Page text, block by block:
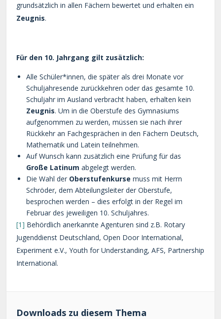
grundsätzlich in allen Fächern bewertet und erhalten ein
Zeugnis.
Für den 10. Jahrgang gilt zusätzlich:
Alle Schüler*innen, die später als drei Monate vor
Schuljahresende zurückkehren oder das gesamte 10.
Schuljahr im Ausland verbracht haben, erhalten kein
Zeugnis. Um in die Oberstufe des Gymnasiums
aufgenommen zu werden, müssen sie nach ihrer
Rückkehr an Fachgesprächen in den Fächern Deutsch,
Mathematik und Latein teilnehmen.
Auf Wunsch kann zusätzlich eine Prüfung für das
Große Latinum abgelegt werden.
Die Wahl der Oberstufenkurse muss mit Herrn
Schröder, dem Abteilungsleiter der Oberstufe,
besprochen werden – dies erfolgt in der Regel im
Februar des jeweiligen 10. Schuljahres.
[1] Behördlich anerkannte Agenturen sind z.B. Rotary
Jugenddienst Deutschland, Open Door International,
Experiment e.V., Youth for Understanding, AFS, Partnership
International.
Downloads zu diesem Thema